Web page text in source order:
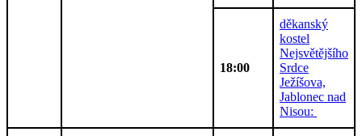
18:00
děkanský
kostel
Nejsvětějšího
Srdce
Ježíšova,
Jablonec nad
Nisou: